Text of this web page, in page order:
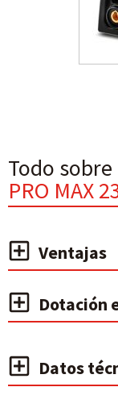
Todo sobre
PRO MAX
Ventajas
Dotación
Datos